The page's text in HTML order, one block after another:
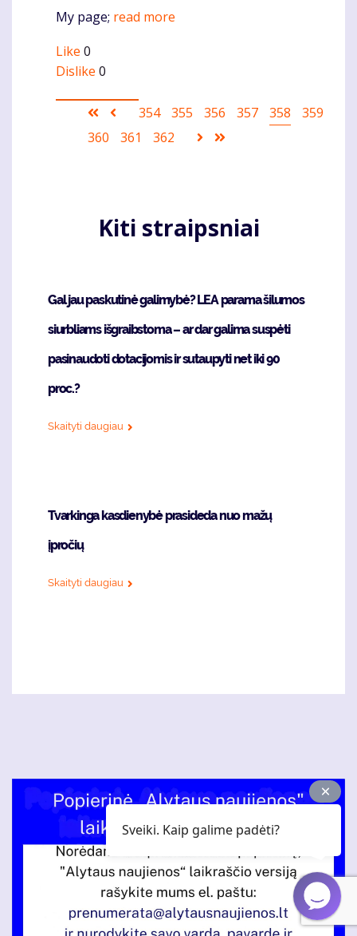
My page; read more
Like 0
Dislike 0
Pagination
First
page
Ankstesnis
puslapis
Puslapis
354 Puslapis
355 Puslapis
356 Puslapis
357
Current
358 Puslapis
359
Puslapis
360 Puslapis
361 Puslapis
362
Sekantis
Kiti straipsniai
Gal jau paskutinė galimybė? LEA parama šilumos
siurbliams išgraibstoma – ar dar galima suspėti
pasinaudoti dotacijomis ir sutaupyti net iki 90
proc.?
Skaityti daugiau
Tvarkinga kasdienybė prasideda nuo mažų
įpročių
Skaityti daugiau
Sveiki. Kaip galime padėti?